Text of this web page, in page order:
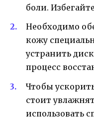
боли.
Необходимо
кожу
устранить
процесс
Чтобы
стоит
использовать